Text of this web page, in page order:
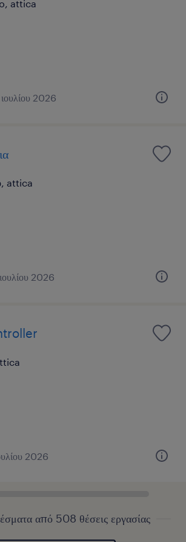
attica
2026
attica
2026
2026
από 508 θέσεις εργασίας